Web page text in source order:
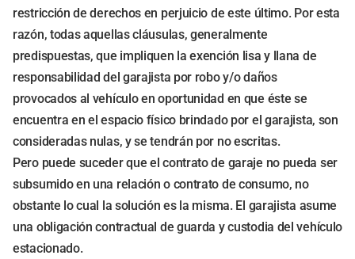
restricción de derechos en perjuicio de este último. Por esta
razón, todas aquellas cláusulas, generalmente
predispuestas, que impliquen la exención lisa y llana de
responsabilidad del garajista por robo y/o daños
provocados al vehículo en oportunidad en que éste se
encuentra en el espacio físico brindado por el garajista, son
consideradas nulas, y se tendrán por no escritas.
Pero puede suceder que el contrato de garaje no pueda ser
subsumido en una relación o contrato de consumo, no
obstante lo cual la solución es la misma. El garajista asume
una obligación contractual de guarda y custodia del vehículo
estacionado.